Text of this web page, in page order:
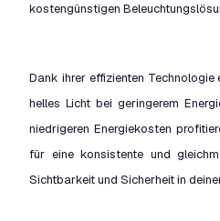
kostengünstigen
Dank ihrer effizienten
helles Licht bei geringerem
niedrigeren Energiekosten
für eine konsistente und
Sichtbarkeit und Sicherheit in